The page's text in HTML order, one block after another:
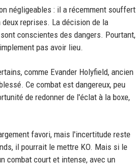
négligeables : il a récemment souffert
reprises. La décision de la
conscientes des dangers. Pourtant,
pas avoir lieu.
comme Evander Holyfield, ancien
Ce combat est dangereux, peu
de redonner de l'éclat à la boxe,
favori, mais l'incertitude reste
il pourrait le mettre KO. Mais si le
combat court et intense, avec un